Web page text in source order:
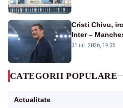
Cristi Chivu,
Inter –
mai cumpărați
31 iul. 2026, 19:35
CATEGORII POPULARE
Actualitate